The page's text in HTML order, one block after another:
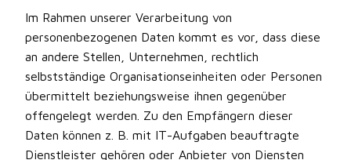
Im Rahmen unserer Verarbeitung von
personenbezogenen Daten kommt es vor, dass diese
an andere Stellen, Unternehmen, rechtlich
selbstständige Organisationseinheiten oder Personen
übermittelt beziehungsweise ihnen gegenüber
offengelegt werden. Zu den Empfängern dieser
Daten können z. B. mit IT-Aufgaben beauftragte
Dienstleister gehören oder Anbieter von Diensten